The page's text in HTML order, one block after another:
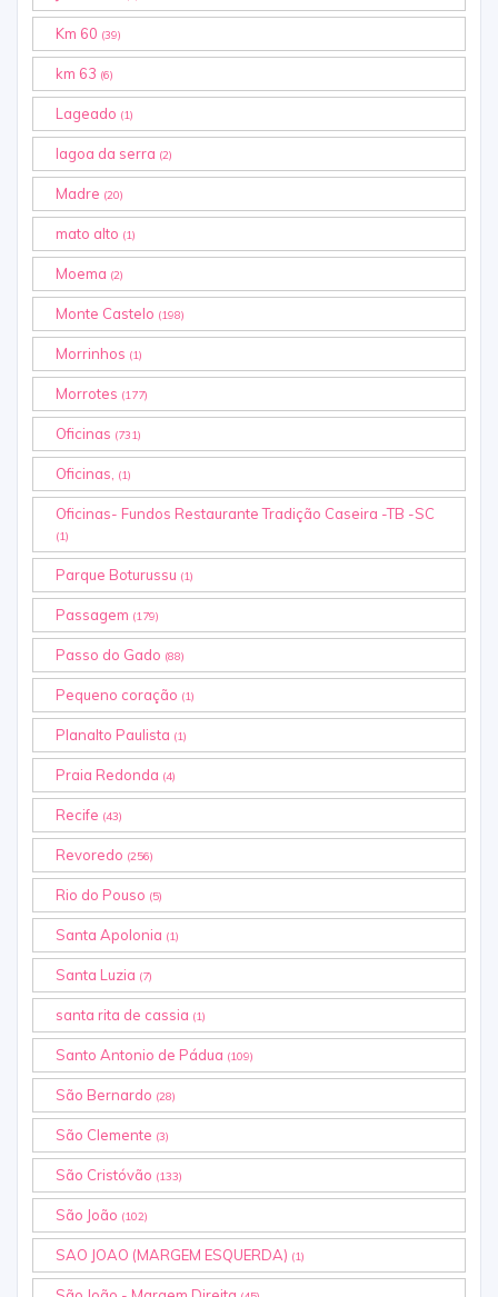
Km 60 (39)
km 63 (6)
Lageado (1)
lagoa da serra (2)
Madre (20)
mato alto (1)
Moema (2)
Monte Castelo (198)
Morrinhos (1)
Morrotes (177)
Oficinas (731)
Oficinas, (1)
Oficinas- Fundos Restaurante Tradição Caseira -TB -SC
(1)
Parque Boturussu (1)
Passagem (179)
Passo do Gado (88)
Pequeno coração (1)
Planalto Paulista (1)
Praia Redonda (4)
Recife (43)
Revoredo (256)
Rio do Pouso (5)
Santa Apolonia (1)
Santa Luzia (7)
santa rita de cassia (1)
Santo Antonio de Pádua (109)
São Bernardo (28)
São Clemente (3)
São Cristóvão (133)
São João (102)
SAO JOAO (MARGEM ESQUERDA) (1)